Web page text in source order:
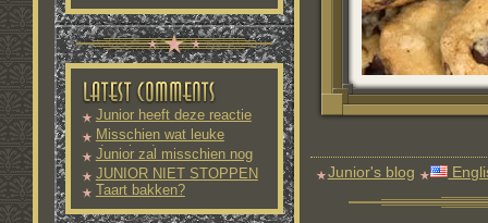
Junior heeft deze reactie
nog
Misschien wat leuke
downloads
Junior zal misschien nog
meer
JUNIOR NIET STOPPEN
Taart bakken?
Junior's blog